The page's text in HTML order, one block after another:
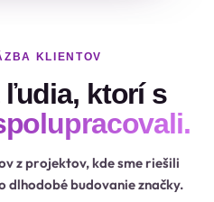
KLIENTOV
ktorí s
z projektov, kde sme riešili
dlhodobé budovanie značky.